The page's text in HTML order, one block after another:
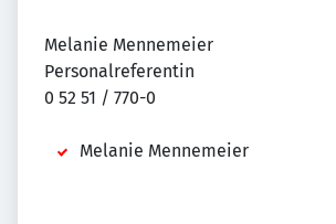
Melanie Mennemeier
Personalreferentin
0 52 51 / 770-0
Melanie Mennemeier